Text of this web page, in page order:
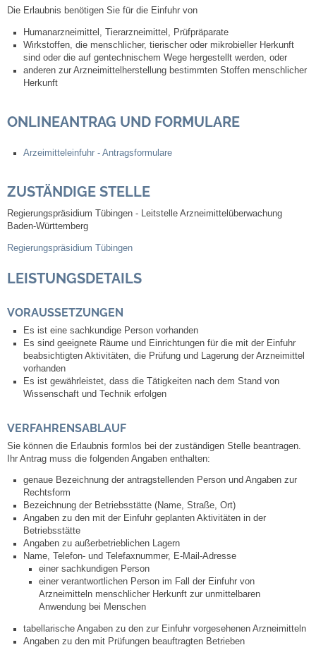
Steuern
Gebühren und Beiträge
Service
Notdienste
Fahrplanauskünfte
Abfall-Infos
Ortsplan
Rund um den Wein
Schlepper / Traktor
Rathaus
Aktuelles
Gemeindeverwaltung
Mitarbeiter
Die Erlaubnis benötigen Sie für die Einfuhr von
Humanarzneimittel, Tierarzneimittel, Prüfpräparate
Wirkstoffen, die menschlicher, tierischer oder mikrobieller Herkunft
sind oder die auf gentechnischem Wege hergestellt werden, oder
anderen zur Arzneimittelherstellung bestimmten Stoffen menschlicher
Herkunft
ONLINEANTRAG UND FORMULARE
Arzeimitteleinfuhr - Antragsformulare
ZUSTÄNDIGE STELLE
Regierungspräsidium Tübingen - Leitstelle Arzneimittelüberwachung
Baden-Württemberg
Regierungspräsidium Tübingen
LEISTUNGSDETAILS
VORAUSSETZUNGEN
Es ist eine sachkundige Person vorhanden
Es sind geeignete Räume und Einrichtungen für die mit der Einfuhr
beabsichtigten Aktivitäten, die Prüfung und Lagerung der Arzneimittel
vorhanden
Es ist gewährleistet, dass die Tätigkeiten nach dem Stand von
Wissenschaft und Technik erfolgen
VERFAHRENSABLAUF
Sie können die Erlaubnis formlos bei der zuständigen Stelle beantragen.
Ihr Antrag muss die folgenden Angaben enthalten:
genaue Bezeichnung der antragstellenden Person und Angaben zur
Rechtsform
Bezeichnung der Betriebsstätte (Name, Straße, Ort)
Angaben zu den mit der Einfuhr geplanten Aktivitäten in der
Betriebsstätte
Angaben zu außerbetrieblichen Lagern
Name, Telefon- und Telefaxnummer, E-Mail-Adresse
einer sachkundigen Person
einer verantwortlichen Person im Fall der Einfuhr von
Arzneimitteln menschlicher Herkunft zur unmittelbaren
Anwendung bei Menschen
tabellarische Angaben zu den zur Einfuhr vorgesehenen Arzneimitteln
Angaben zu den mit Prüfungen beauftragten Betrieben